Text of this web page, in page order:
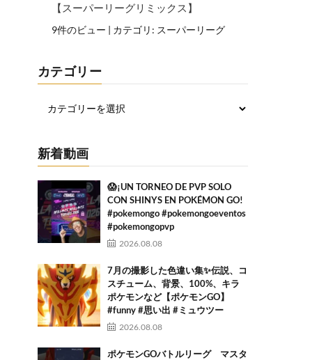
【スーパーリーグリミックス】
9件のビュー | カテゴリ: スーパーリーグ
カテゴリー
新着動画
😱¡UN TORNEO DE PVP SOLO
CON SHINYS EN POKÉMON GO!
#pokemongo #pokemongoeventos
#pokemongopvp
2026.08.08
7月の撮影した色違い集✨伝説、コ
スチューム、背景、100%、キラ
ポケモンなど【ポケモンGO】
#funny #思い出 #ミュウツー
2026.08.08
ポケモンGOバトルリーグ マスタ